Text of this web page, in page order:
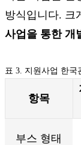
방식입니다. 크
사업을 통한 개
표 3. 지원사업 한
항목
부스 형태